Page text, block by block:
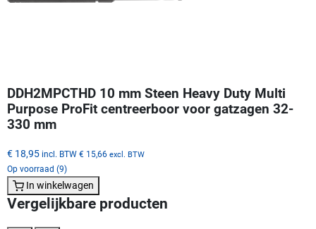
DDH2MPCTHD 10 mm Steen Heavy Duty Multi
Purpose ProFit centreerboor voor gatzagen 32-
330 mm
€ 18,95 incl. BTW € 15,66 excl. BTW
Op voorraad (9)
In winkelwagen
Vergelijkbare producten